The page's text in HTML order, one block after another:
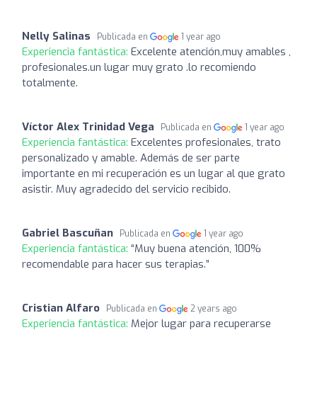
Nelly Salinas Publicada en 1 year ago
Experiencia fantástica: Excelente atención,muy amables ,
profesionales.un lugar muy grato .lo recomiendo
totalmente.
Víctor Alex Trinidad Vega Publicada en 1 year ago
Experiencia fantástica: Excelentes profesionales, trato
personalizado y amable. Además de ser parte
importante en mi recuperación es un lugar al que grato
asistir. Muy agradecido del servicio recibido.
Gabriel Bascuñan Publicada en 1 year ago
Experiencia fantástica: “Muy buena atención, 100%
recomendable para hacer sus terapias.”
Cristian Alfaro Publicada en 2 years ago
Experiencia fantástica: Mejor lugar para recuperarse